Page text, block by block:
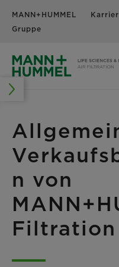
MANN+HUMMEL
Gruppe
n von
Filtration